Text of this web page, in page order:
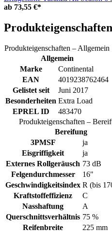
ab 73,55 €*
Produkteigenschaften
Produkteigenschaften – Allgemein
Allgemein
Marke
Continental
EAN
4019238762464
Gelistet seit
Juni 2017
Besonderheiten Extra Load
EPREL ID
483470
Produkteigenschaften –
Bereifung
3PMSF
ja
Eisgriffigkeit
ja
Externes Rollgeräusch 73 dB
Felgendurchmesser
16"
Geschwindigkeitsindex R (bis
Kraftstoffeffizienz
C
Nasshaftung
A
Querschnittsverhältnis 75 %
Reifenbreite
225 mm